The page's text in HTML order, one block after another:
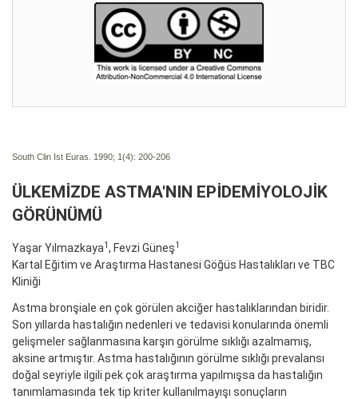
South Clin Ist Euras. 1990; 1(4): 200-206
ÜLKEMİZDE ASTMA'NIN EPİDEMİYOLOJİK
GÖRÜNÜMÜ
Yaşar Yılmazkaya1, Fevzi Güneş1
Kartal Eğitim ve Araştırma Hastanesi Göğüs Hastalıkları ve TBC
Kliniği
Astma bronşiale en çok görülen akciğer hastalıklarından biridir.
Son yıllarda hastalığın nedenleri ve tedavisi konularında önemli
gelişmeler sağlanmasına karşın görülme sıklığı azalmamış,
aksine artmıştır. Astma hastalığının görülme sıklığı prevalansı
doğal seyriyle ilgili pek çok araştırma yapılmışsa da hastalığın
tanımlamasında tek tip kriter kullanılmayışı sonuçların